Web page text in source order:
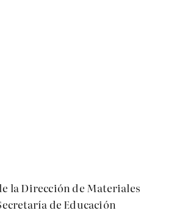
la Dirección de Materiales
de Educación